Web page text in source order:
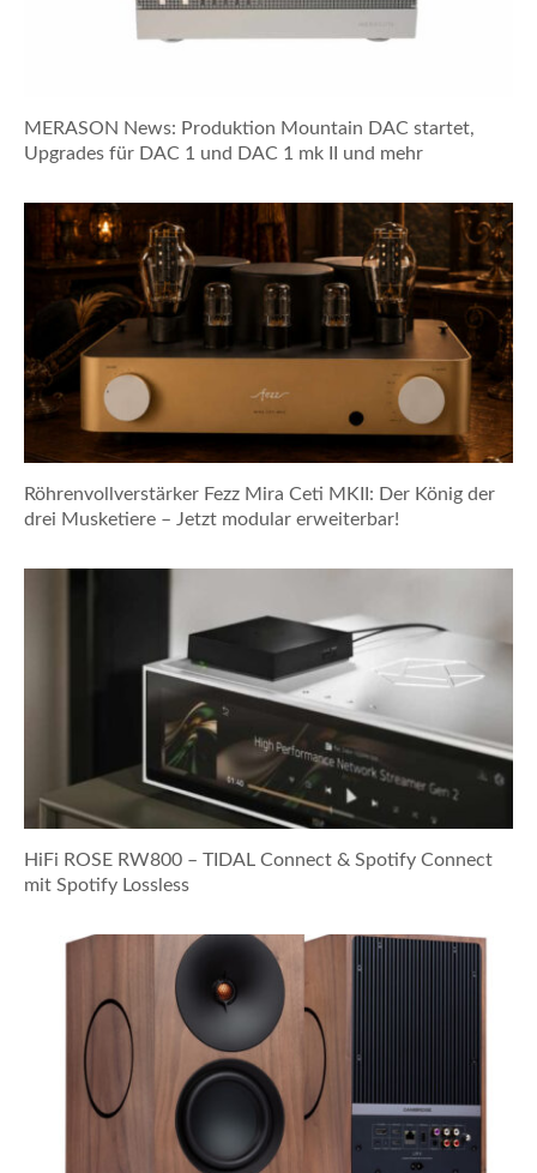
MERASON News: Produktion Mountain DAC startet,
Upgrades für DAC 1 und DAC 1 mk II und mehr
Röhrenvollverstärker Fezz Mira Ceti MKII: Der König der
drei Musketiere – Jetzt modular erweiterbar!
HiFi ROSE RW800 – TIDAL Connect & Spotify Connect
mit Spotify Lossless